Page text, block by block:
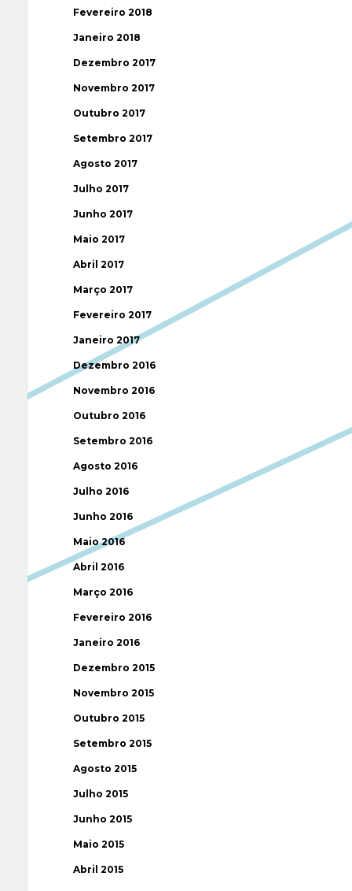
Fevereiro 2018
Janeiro 2018
Dezembro 2017
Novembro 2017
Outubro 2017
Setembro 2017
Agosto 2017
Julho 2017
Junho 2017
Maio 2017
Abril 2017
Março 2017
Fevereiro 2017
Janeiro 2017
Dezembro 2016
Novembro 2016
Outubro 2016
Setembro 2016
Agosto 2016
Julho 2016
Junho 2016
Maio 2016
Abril 2016
Março 2016
Fevereiro 2016
Janeiro 2016
Dezembro 2015
Novembro 2015
Outubro 2015
Setembro 2015
Agosto 2015
Julho 2015
Junho 2015
Maio 2015
Abril 2015